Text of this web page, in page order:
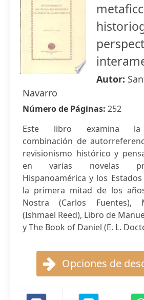
Autor:
Navarro
Número de Páginas: 252
Este libro examina la
combinación de
revisionismo histórico y
en varias novelas
Hispanoamérica y los
la primera mitad de los
Nostra (Carlos Fuentes),
(Ishmael Reed), Libro de
y The Book of Daniel (E. L.
Opciones de